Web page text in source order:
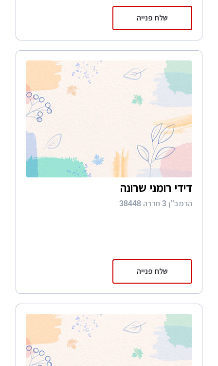
שלח פנייה
דידי רומני שרונה
הרמב''ן 3 חדרה 38448
שלח פנייה